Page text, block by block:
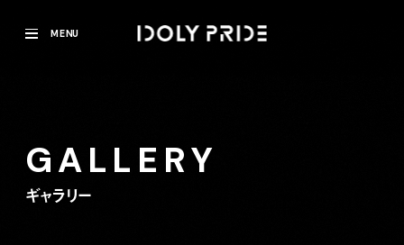
MENU
GALLERY
ギャラリー